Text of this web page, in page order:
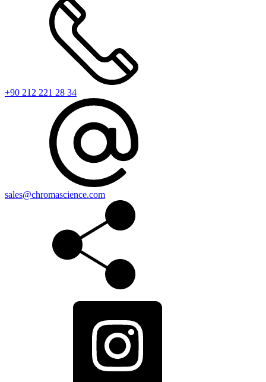
+90 212 221 28 34
sales@chromascience.com